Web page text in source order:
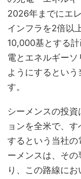
2026年までにエ
インフラを2倍以
10,000基とする
電とエネルギー
ようにするとい
す。
シーメンスの投
ョンを全米で、
するという当社
ーメンスは、その
り、この路線に